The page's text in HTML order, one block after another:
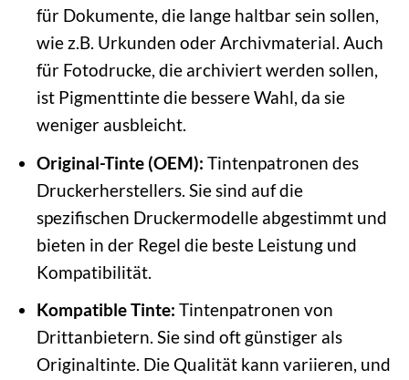
für Dokumente, die lange haltbar sein sollen,
wie z.B. Urkunden oder Archivmaterial. Auch
für Fotodrucke, die archiviert werden sollen,
ist Pigmenttinte die bessere Wahl, da sie
weniger ausbleicht.
Original-Tinte (OEM): Tintenpatronen des
Druckerherstellers. Sie sind auf die
spezifischen Druckermodelle abgestimmt und
bieten in der Regel die beste Leistung und
Kompatibilität.
Kompatible Tinte: Tintenpatronen von
Drittanbietern. Sie sind oft günstiger als
Originaltinte. Die Qualität kann variieren, und